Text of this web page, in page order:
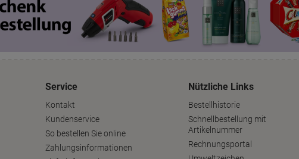
Service
Kontakt
Kundenservice
So bestellen Sie online
Zahlungsinformationen
Nützliche Links
Bestellhistorie
Schnellbestellung mit
Artikelnummer
Rechnungsportal